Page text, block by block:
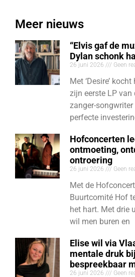
Meer nieuws
“Elvis gaf de
Dylan schonk
26 juni 2026 Geen
Met ‘Desire’
zijn eerste LP van
zanger-
perfecte
Hofconcerten
ontmoeting,
ontroering
26 juni 2026 Geen
Met de
Buurtcomité Hof
het hart. Met drie
wil men buren en
Elise wil via
mentale druk
bespreekbaar
26 juni 2026 Geen